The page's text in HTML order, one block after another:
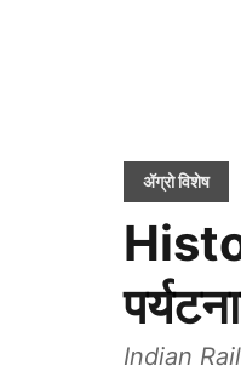
ॲग्रो विशेष
Indian